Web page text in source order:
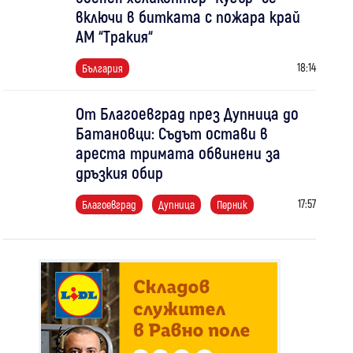
включи в битката с пожара край
АМ “Тракия“
България 18:14
От Благоевград през Дупница до
Батановци: Съдът остави в
ареста тримата обвинени за
дръзкия обир
Благоевград Дупница Перник 17:57